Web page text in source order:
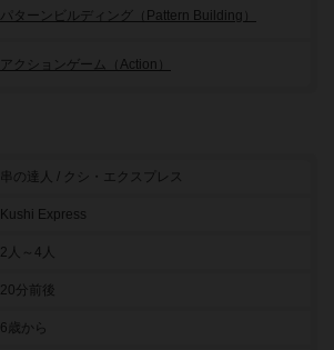
パターンビルディング（Pattern Building）
アクションゲーム（Action）
串の達人 / クシ・エクスプレス
Kushi Express
2人～4人
20分前後
6歳から